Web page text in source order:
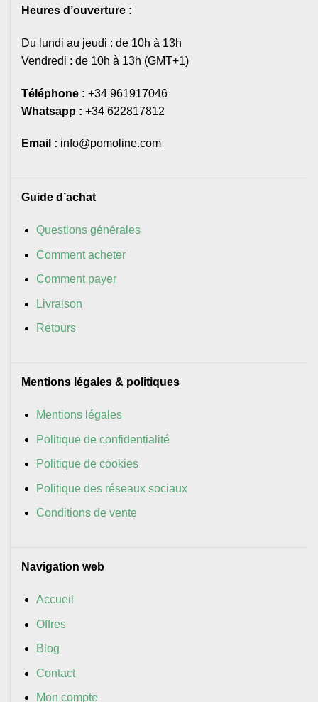
Heures d’ouverture :
Du lundi au jeudi : de 10h à 13h
Vendredi : de 10h à 13h (GMT+1)
Téléphone : +34 961917046
Whatsapp : +34 622817812
Email : info@pomoline.com
Guide d’achat
Questions générales
Comment acheter
Comment payer
Livraison
Retours
Mentions légales & politiques
Mentions légales
Politique de confidentialité
Politique de cookies
Politique des réseaux sociaux
Conditions de vente
Navigation web
Accueil
Offres
Blog
Contact
Mon compte